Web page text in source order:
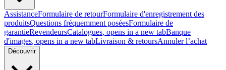
AssistanceFormulaire de retourFormulaire d'enregistrement des
produitsQuestions fréquemment poséesFormulaire de
garantieRevendeursCatalogues, opens in a new tabBanque
d'images, opens in a new tabLivraison & retoursAnnuler l’achat
Découvrir